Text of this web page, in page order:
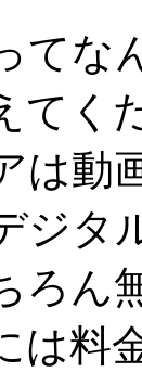
てな
てく
は動
ジタ
ろん
は料